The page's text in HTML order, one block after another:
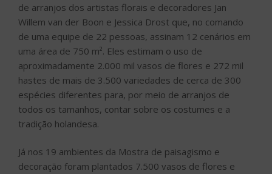
de arranjos dos artistas florais e decoradores Jan
Willem van der Boon e Jessica Drost que, no comando
de uma equipe de 22 pessoas, assinam 12 cenários em
uma área de 750 m². Eles estimam o uso de
aproximadamente 2.000 mil vasos de flores e 272 mil
hastes de mais de 3.500 variedades de cerca de 300
espécies diferentes para, por meio de arranjos de
todos os tamanhos, contar sobre os costumes e a
tradição holandesa.
Já nos 19 ambientes da Mostra de paisagismo e
decoração foram plantados 7.500 vasos de flores e